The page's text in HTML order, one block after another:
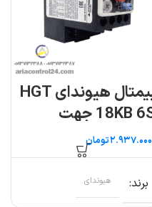
بیمتال هیوندای HGT
18KB 6S جهت
کنتاکتور ۹ تا ۲۲ آمپرتومان
برند هیوندای